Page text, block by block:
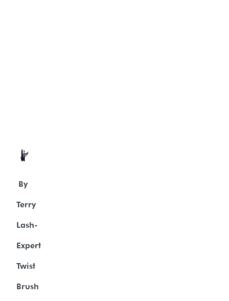
By
Terry
Lash-
Expert
Twist
Brush